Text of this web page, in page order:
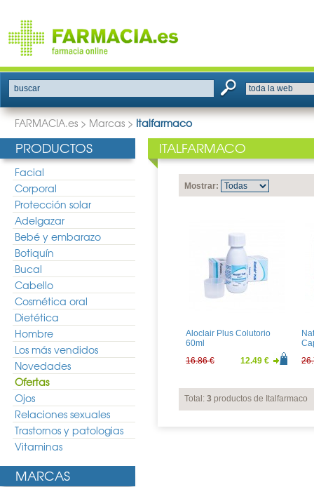
buscar
FARMACIA.es > Marcas > Italfarmaco
PRODUCTOS
Facial
Corporal
Protección solar
Adelgazar
Bebé y embarazo
Botiquín
Bucal
Cabello
Cosmética oral
Dietética
Hombre
Los más vendidos
Novedades
Ofertas
Ojos
Relaciones sexuales
Trastornos y patologias
Vitaminas
MARCAS
ITALFARMACO
Mostrar:
Aloclair Plus Colutorio
60ml
16.86 €
12.49 €
Total: 3 productos de Italfarmaco